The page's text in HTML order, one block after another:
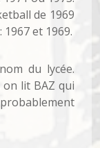
de 1969
et 1969.
du lycée.
on lit BAZ qui